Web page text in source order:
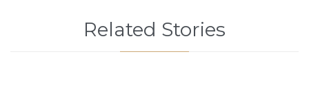
Related Stories